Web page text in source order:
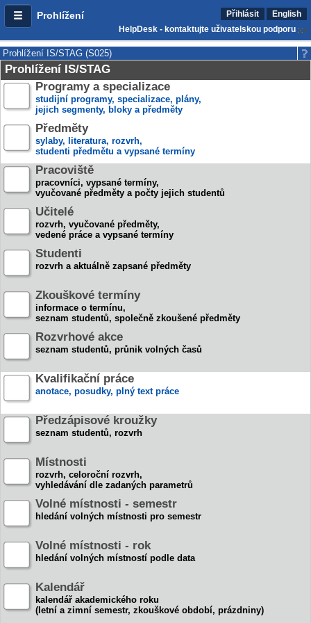
Prohlížení Přihlásit
English
HelpDesk - kontaktujte uživatelskou podporu
Prohlížení IS/STAG (S025)
Prohlížení IS/STAG
Programy a specializace
studijní programy, specializace, plány,
jejich segmenty, bloky a předměty
Předměty
sylaby, literatura, rozvrh,
studenti předmětu a vypsané termíny
Pracoviště
pracovníci, vypsané termíny,
vyučované předměty a počty jejich studentů
Učitelé
rozvrh, vyučované předměty,
vedené práce a vypsané termíny
Studenti
rozvrh a aktuálně zapsané předměty
Zkouškové termíny
informace o termínu,
seznam studentů, společně zkoušené předměty
Rozvrhové akce
seznam studentů, průnik volných časů
Kvalifikační práce
anotace, posudky, plný text práce
Předzápisové kroužky
seznam studentů, rozvrh
Místnosti
rozvrh, celoroční rozvrh,
vyhledávání dle zadaných parametrů
Volné místnosti - semestr
hledání volných místnosti pro semestr
Volné místnosti - rok
hledání volných místností podle data
Kalendář
kalendář akademického roku
(letní a zimní semestr, zkouškové období, prázdniny)